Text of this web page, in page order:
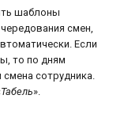
шаблоны
смен,
Если
то по дням
смена сотрудника.
Табель».